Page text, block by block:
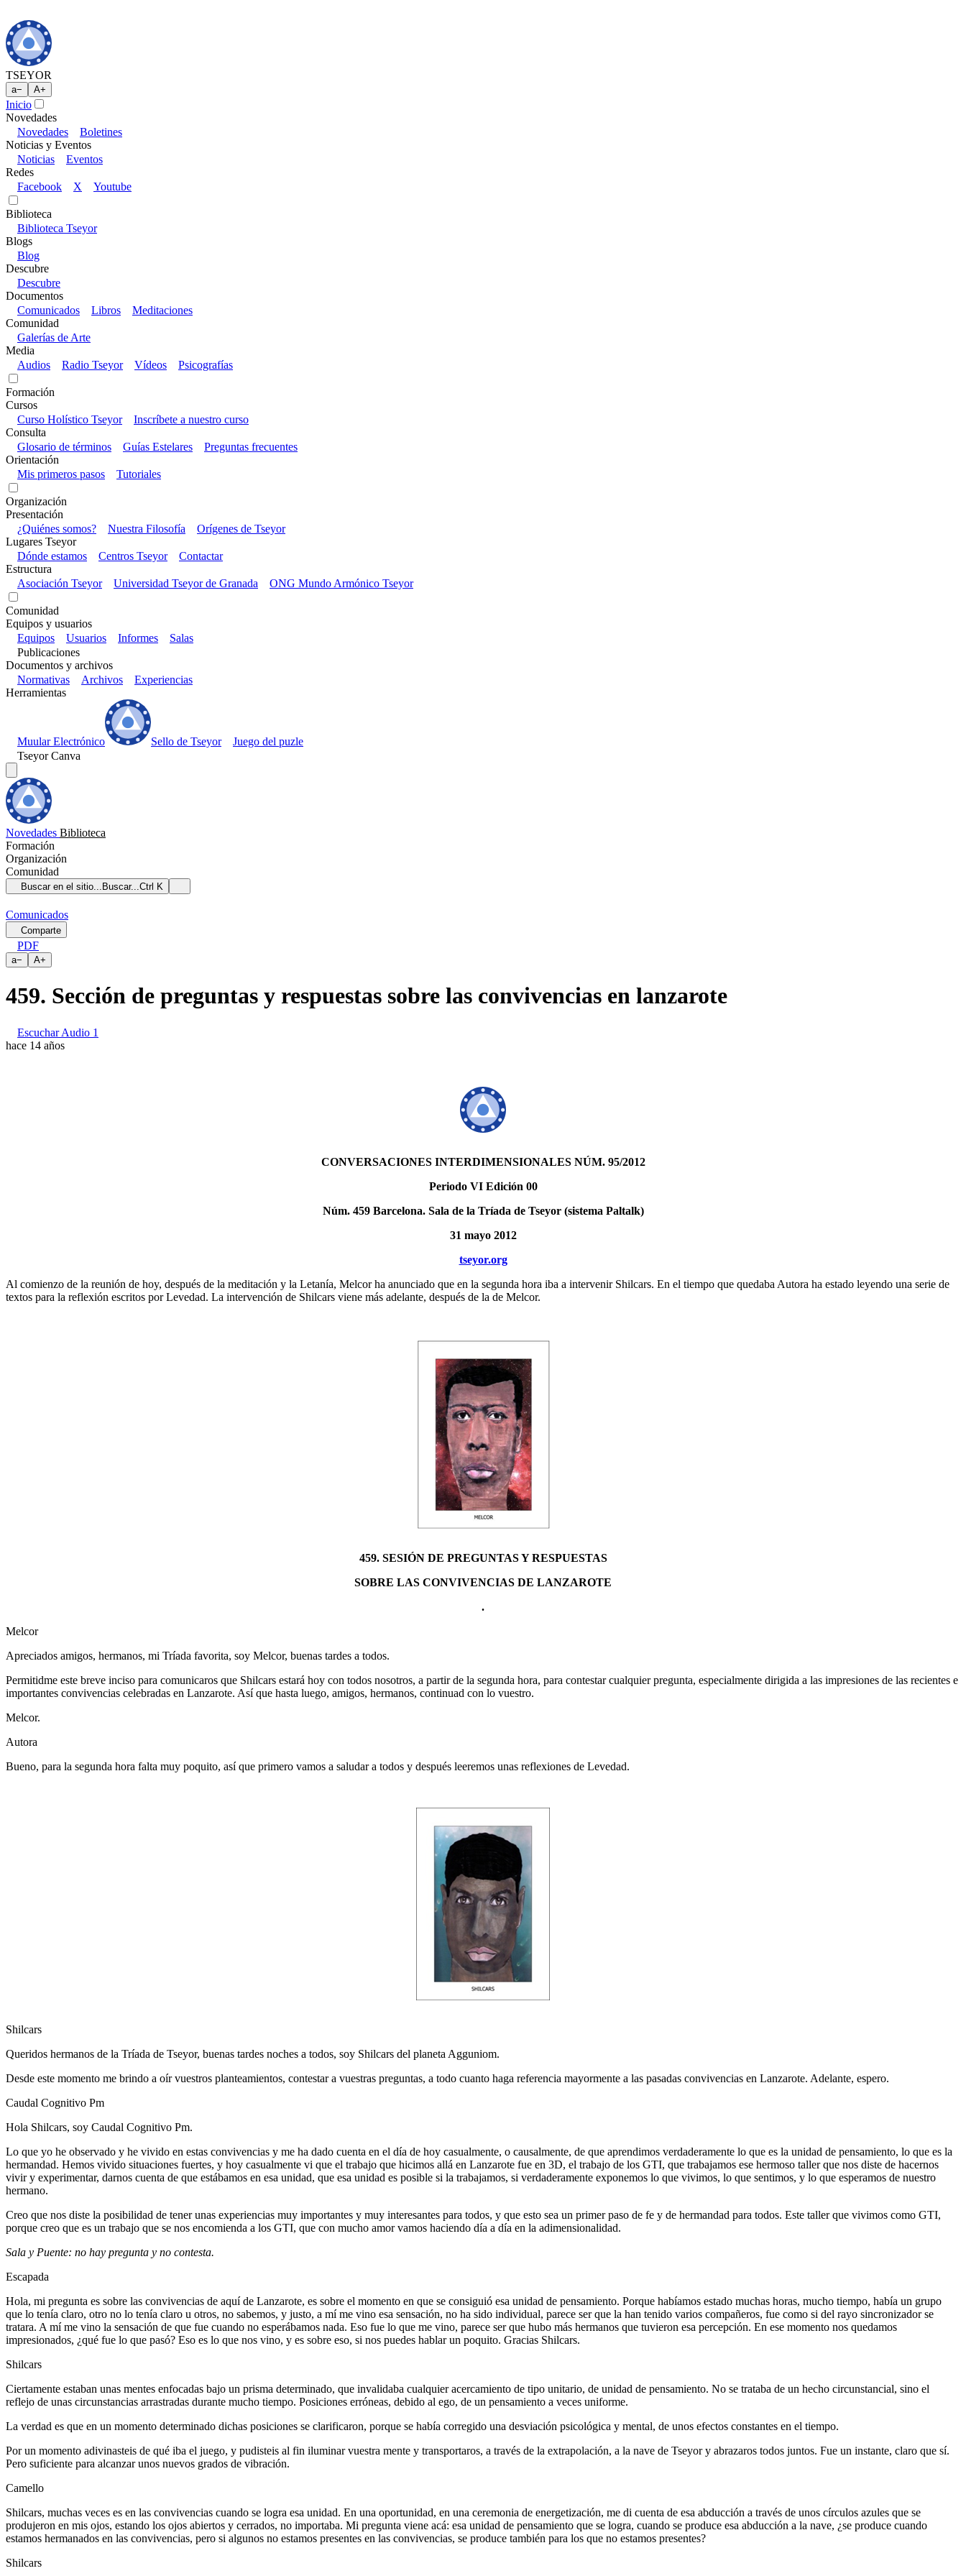
TSEYOR
a− A+
Inicio
Novedades
Novedades
Boletines
Noticias y Eventos
Noticias
Eventos
Redes
Facebook
X Youtube
Biblioteca
Biblioteca Tseyor
Blogs
Blog
Descubre
Descubre
Documentos
Comunicados
Libros
Meditaciones
Comunidad
Galerías de Arte
Media
Audios
Radio Tseyor Vídeos Psicografías
Formación
Cursos
Curso Holístico Tseyor
Inscríbete a nuestro curso
Consulta
Glosario de términos
Guías Estelares
Preguntas frecuentes
Orientación
Mis primeros pasos
Tutoriales
Organización
Presentación
¿Quiénes somos?
Nuestra Filosofía
Orígenes de Tseyor
Lugares Tseyor
Dónde estamos
Centros Tseyor
Contactar
Estructura
Asociación Tseyor
Universidad Tseyor de Granada ONG Mundo Armónico Tseyor
Comunidad
Equipos y usuarios
Equipos
Usuarios Informes
Salas
Publicaciones
Documentos y archivos
Normativas
Archivos
Experiencias
Herramientas
Muular Electrónico Sello de Tseyor
Juego del puzle
Tseyor Canva
Novedades Biblioteca
Formación
Organización
Comunidad
Buscar en el sitio... Buscar...Ctrl K
Comunicados
Comparte
PDF
a− A+
459. Sección de preguntas y respuestas sobre las convivencias en lanzarote
Escuchar Audio 1
hace 14 años
CONVERSACIONES INTERDIMENSIONALES NÚM. 95/2012
Periodo VI Edición 00
Núm. 459 Barcelona. Sala de la Tríada de Tseyor (sistema Paltalk)
31 mayo 2012
tseyor.org
Al comienzo de la reunión de hoy, después de la meditación y la Letanía, Melcor ha anunciado que en la segunda hora iba a intervenir Shilcars. En el tiempo que quedaba Autora ha estado leyendo una serie de
textos para la reflexión escritos por Levedad. La intervención de Shilcars viene más adelante, después de la de Melcor.
459. SESIÓN DE PREGUNTAS Y RESPUESTAS
SOBRE LAS CONVIVENCIAS DE LANZAROTE
.
Melcor
Apreciados amigos, hermanos, mi Tríada favorita, soy Melcor, buenas tardes a todos.
Permitidme este breve inciso para comunicaros que Shilcars estará hoy con todos nosotros, a partir de la segunda hora, para contestar cualquier pregunta, especialmente dirigida a las impresiones de las recientes e
importantes convivencias celebradas en Lanzarote. Así que hasta luego, amigos, hermanos, continuad con lo vuestro.
Melcor.
Autora
Bueno, para la segunda hora falta muy poquito, así que primero vamos a saludar a todos y después leeremos unas reflexiones de Levedad.
Shilcars
Queridos hermanos de la Tríada de Tseyor, buenas tardes noches a todos, soy Shilcars del planeta Agguniom.
Desde este momento me brindo a oír vuestros planteamientos, contestar a vuestras preguntas, a todo cuanto haga referencia mayormente a las pasadas convivencias en Lanzarote. Adelante, espero.
Caudal Cognitivo Pm
Hola Shilcars, soy Caudal Cognitivo Pm.
Lo que yo he observado y he vivido en estas convivencias y me ha dado cuenta en el día de hoy casualmente, o causalmente, de que aprendimos verdaderamente lo que es la unidad de pensamiento, lo que es la
hermandad. Hemos vivido situaciones fuertes, y hoy casualmente vi que el trabajo que hicimos allá en Lanzarote fue en 3D, el trabajo de los GTI, que trabajamos ese hermoso taller que nos diste de hacernos
vivir y experimentar, darnos cuenta de que estábamos en esa unidad, que esa unidad es posible si la trabajamos, si verdaderamente exponemos lo que vivimos, lo que sentimos, y lo que esperamos de nuestro
hermano.
Creo que nos diste la posibilidad de tener unas experiencias muy importantes y muy interesantes para todos, y que esto sea un primer paso de fe y de hermandad para todos. Este taller que vivimos como GTI,
porque creo que es un trabajo que se nos encomienda a los GTI, que con mucho amor vamos haciendo día a día en la adimensionalidad.
Sala y Puente: no hay pregunta y no contesta.
Escapada
Hola, mi pregunta es sobre las convivencias de aquí de Lanzarote, es sobre el momento en que se consiguió esa unidad de pensamiento. Porque habíamos estado muchas horas, mucho tiempo, había un grupo
que lo tenía claro, otro no lo tenía claro u otros, no sabemos, y justo, a mí me vino esa sensación, no ha sido individual, parece ser que la han tenido varios compañeros, fue como si del rayo sincronizador se
tratara. A mí me vino la sensación de que fue cuando no esperábamos nada. Eso fue lo que me vino, parece ser que hubo más hermanos que tuvieron esa percepción. En ese momento nos quedamos
impresionados, ¿qué fue lo que pasó? Eso es lo que nos vino, y es sobre eso, si nos puedes hablar un poquito. Gracias Shilcars.
Shilcars
Ciertamente estaban unas mentes enfocadas bajo un prisma determinado, que invalidaba cualquier acercamiento de tipo unitario, de unidad de pensamiento. No se trataba de un hecho circunstancial, sino el
reflejo de unas circunstancias arrastradas durante mucho tiempo. Posiciones erróneas, debido al ego, de un pensamiento a veces uniforme.
La verdad es que en un momento determinado dichas posiciones se clarificaron, porque se había corregido una desviación psicológica y mental, de unos efectos constantes en el tiempo.
Por un momento adivinasteis de qué iba el juego, y pudisteis al fin iluminar vuestra mente y transportaros, a través de la extrapolación, a la nave de Tseyor y abrazaros todos juntos. Fue un instante, claro que sí.
Pero suficiente para alcanzar unos nuevos grados de vibración.
Camello
Shilcars, muchas veces es en las convivencias cuando se logra esa unidad. En una oportunidad, en una ceremonia de energetización, me di cuenta de esa abducción a través de unos círculos azules que se
produjeron en mis ojos, estando los ojos abiertos y cerrados, no importaba. Mi pregunta viene acá: esa unidad de pensamiento que se logra, cuando se produce esa abducción a la nave, ¿se produce cuando
estamos hermanados en las convivencias, pero si algunos no estamos presentes en las convivencias, se produce también para los que no estamos presentes?
Shilcars